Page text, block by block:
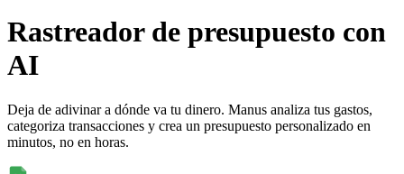
Rastreador de presupuesto con
AI
Deja de adivinar a dónde va tu dinero. Manus analiza tus gastos,
categoriza transacciones y crea un presupuesto personalizado en
minutos, no en horas.